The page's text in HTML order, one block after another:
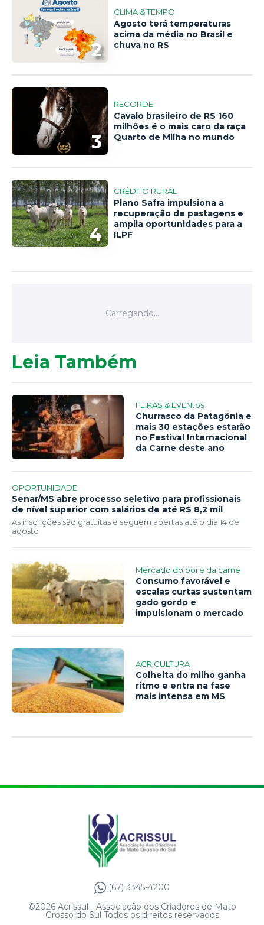
2
CLIMA & TEMPO
Agosto terá temperaturas
acima da média no Brasil e
chuva no RS
3
RECORDE
Cavalo brasileiro de R$ 160
milhões é o mais caro da raça
Quarto de Milha no mundo
4
CRÉDITO RURAL
Plano Safra impulsiona a
recuperação de pastagens e
amplia oportunidades para a
ILPF
Leia Também
FEIRAS & EVENtos
Churrasco da Patagônia e
mais 30 estações estarão
no Festival Internacional
da Carne deste ano
OPORTUNIDADE
Senar/MS abre processo seletivo para profissionais
de nível superior com salários de até R$ 8,2 mil
As inscrições são gratuitas e seguem abertas até o dia 14 de
agosto
Mercado do boi e da carne
Consumo favorável e
escalas curtas sustentam
gado gordo e
impulsionam o mercado
AGRICULTURA
Colheita do milho ganha
ritmo e entra na fase
mais intensa em MS
(67) 3345-4200
©2026 Acrissul - Associação dos Criadores de Mato
Grosso do Sul Todos os direitos reservados